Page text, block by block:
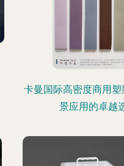
卡曼国际高密度商用塑
景应用的卓越